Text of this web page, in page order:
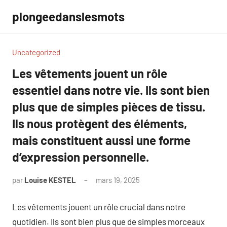
contenu
plongeedanslesmots
Uncategorized
Les vêtements jouent un rôle
essentiel dans notre vie. Ils sont bien
plus que de simples pièces de tissu.
Ils nous protègent des éléments,
mais constituent aussi une forme
d’expression personnelle.
par Louise KESTEL mars 19, 2025
Les vêtements jouent un rôle crucial dans notre
quotidien. Ils sont bien plus que de simples morceaux